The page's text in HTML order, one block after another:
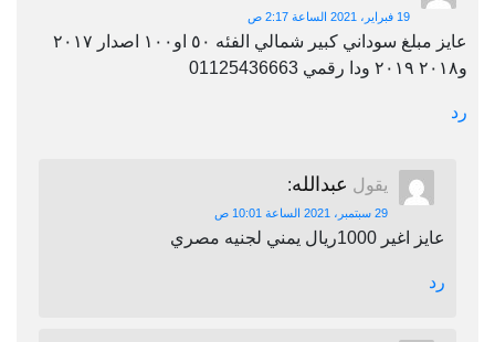
19 فبراير، 2021 الساعة 2:17 ص
عايز مبلغ سوداني كبير شمالي الفئه ٥٠ او١٠٠ اصدار ٢٠١٧
و٢٠١٨ ٢٠١٩ ودا رقمي 01125436663
رد
يقول عبدالله:
29 سبتمبر، 2021 الساعة 10:01 ص
عايز اغير 1000ريال يمني لجنيه مصري
رد